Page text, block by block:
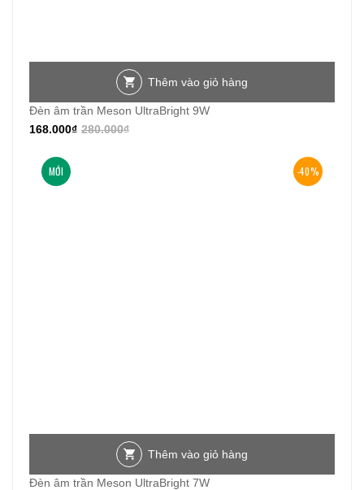
Thêm vào giỏ hàng
Đèn âm trần Meson UltraBright 9W
280.000₫
168.000₫
-40%
MỚI
Thêm vào giỏ hàng
Đèn âm trần Meson UltraBright 7W